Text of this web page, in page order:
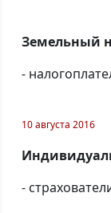
Земельный
-
10 августа 2016
-